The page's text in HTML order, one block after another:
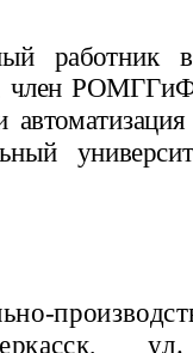
работник
член